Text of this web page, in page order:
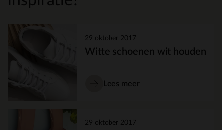
29 oktober 2017
Witte schoenen wit houden
Lees meer
29 oktober 2017